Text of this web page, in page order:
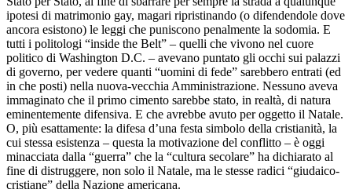
ipotesi di matrimonio gay, magari ripristinando (o difendendole dove
ancora esistono) le leggi che puniscono penalmente la sodomia. E
tutti i politologi “inside the Belt” – quelli che vivono nel cuore
politico di Washington D.C. – avevano puntato gli occhi sui palazzi
di governo, per vedere quanti “uomini di fede” sarebbero entrati (ed
in che posti) nella nuova-vecchia Amministrazione. Nessuno aveva
immaginato che il primo cimento sarebbe stato, in realtà, di natura
eminentemente difensiva. E che avrebbe avuto per oggetto il Natale.
O, più esattamente: la difesa d’una festa simbolo della cristianità, la
cui stessa esistenza – questa la motivazione del conflitto – è oggi
minacciata dalla “guerra” che la “cultura secolare” ha dichiarato al
fine di distruggere, non solo il Natale, ma le stesse radici “giudaico-
cristiane” della Nazione americana.